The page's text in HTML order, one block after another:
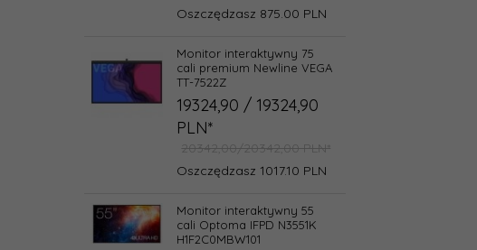
Oszczędzasz 875.00 PLN
Monitor interaktywny 75
cali premium Newline VEGA
TT-7522Z
19324,90 / 19324,90
PLN*
20342,00/20342,00 PLN*
Oszczędzasz 1017.10 PLN
Monitor interaktywny 55
cali Optoma IFPD N3551K
H1F2C0MBW101